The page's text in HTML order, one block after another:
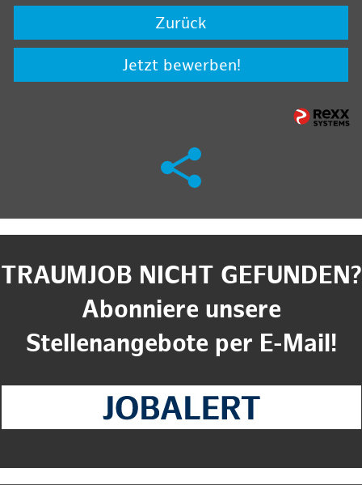
Zurück
Jetzt bewerben!
TRAUMJOB NICHT GEFUNDEN?
Abonniere unsere
Stellenangebote per E-Mail!